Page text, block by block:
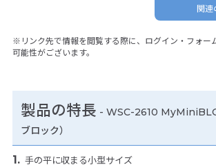
関連
※リンク先で情報を閲覧する際に、ログイン・フォー
可能性がございます。
製品の特長 - WSC-2610
ブロック）
手の平に収まる小型サイズ